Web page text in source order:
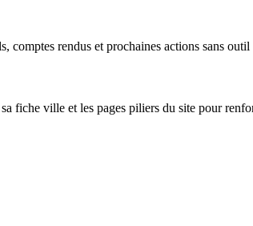
comptes rendus et prochaines actions sans
fiche ville et les pages piliers du site pour